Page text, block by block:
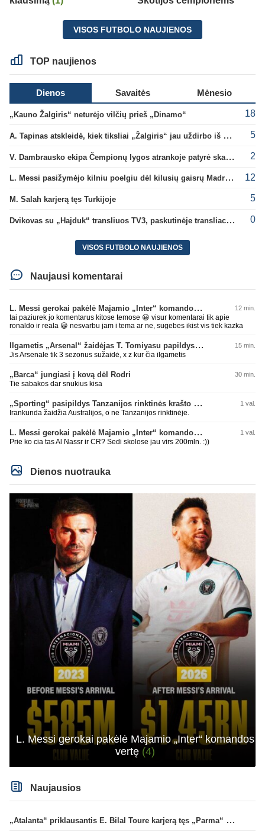
VISOS FUTBOLO NAUJIENOS
TOP naujienos
Dienos Savaitės Mėnesio
„Kauno Žalgiris“ neturėjo vilčių prieš „Dinamo“ 18
A. Tapinas atskleidė, kiek tiksliai „Žalgiris“ jau uždirbo iš UEFA premijų 5
V. Dambrausko ekipa Čempionų lygos atrankoje patyrė skaudžią nesėkmę 2
L. Messi pasižymėjo kilniu poelgiu dėl kilusių gaisrų Madride 12
M. Salah karjerą tęs Turkijoje 5
Dvikovas su „Hajduk“ transliuos TV3, paskutinėje transliacijoje – nauji rekordai 0
VISOS FUTBOLO NAUJIENOS
Naujausi komentarai
L. Messi gerokai pakėlė Majamio „Inter“ komandos vertę 12 min.
tai paziurek jo komentarus kitose temose 😀 visur komentarai tik apie
ronaldo ir reala 😀 nesvarbu jam i tema ar ne, sugebes ikist vis tiek kazka
Ilgametis „Arsenal“ žaidėjas T. Tomiyasu papildys „Crystal Palace“ ekipą 15 min.
Jis Arsenale tik 3 sezonus sužaidė, x z kur čia ilgametis
„Barca“ jungiasi į kovą dėl Rodri 30 min.
Tie sabakos dar snukius kisa
„Sporting“ pasipildys Tanzanijos rinktinės krašto saugu 1 val.
Irankunda žaidžia Australijos, o ne Tanzanijos rinktinėje.
L. Messi gerokai pakėlė Majamio „Inter“ komandos vertę 1 val.
Prie ko cia tas Al Nassr ir CR? Sedi skolose jau virs 200mln. :))
Dienos nuotrauka
L. Messi gerokai pakėlė Majamio „Inter“ komandos
vertę (4)
Naujausios
„Atalanta“ priklausantis E. Bilal Toure karjerą tęs „Parma“ gretose